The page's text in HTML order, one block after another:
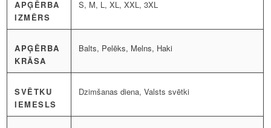
APĢĒRBA
IZMĒRS
S, M, L, XL, XXL, 3XL
APĢĒRBA
KRĀSA
Balts, Pelēks, Melns, Haki
SVĒTKU
IEMESLS
Dzimšanas diena, Valsts svētki